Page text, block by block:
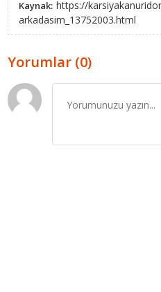
Kaynak: https://
arkadasim_13752003.html
Yorumlar (0)